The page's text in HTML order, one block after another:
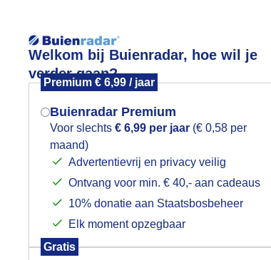
Welkom bij Buienradar, hoe wil je
verder gaan?
Premium € 6,99 / jaar
Buienradar Premium
Voor slechts € 6,99 per jaar (€ 0,58 per
maand)
Advertentievrij en privacy veilig
Ontvang voor min. € 40,- aan cadeaus
10% donatie aan Staatsbosbeheer
Elk moment opzegbaar
Gratis
Foto en video Weerzine
Mogen we je locatie gebruiken voor
het weer?
Indien je hier nog geen akkoord op hebt
gegeven, verschijnt er zo een pop-up uit